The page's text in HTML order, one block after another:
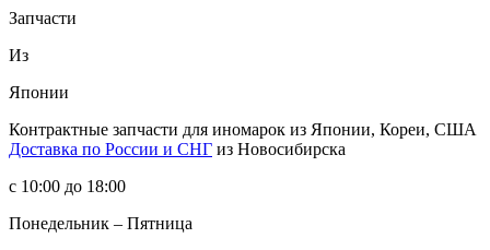
Запчасти
Из
Японии
Контрактные запчасти для иномарок из Японии, Кореи, США
Доставка по России и СНГ из Новосибирска
с 10:00 до 18:00
Понедельник – Пятница